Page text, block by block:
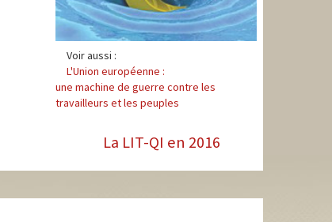
Voir aussi :
L'Union européenne :
une machine de guerre contre les
travailleurs et les peuples
La LIT-QI en 2016